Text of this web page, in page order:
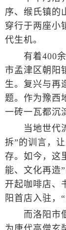
序、缑氏镇的
穿行于两座小
代生机。
有着400余
市孟津区朝阳
生。复兴与再
题。作为豫西
一砖一瓦都沉
当地世代流
拆”的训言，
存。如今，这
能、文化再造
开起咖啡店、
阳首店入驻，
而洛阳市偃